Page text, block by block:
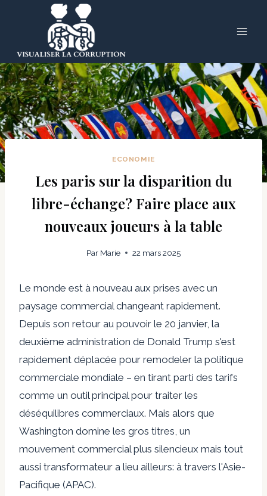
ECONOMIE
Les paris sur la disparition du
libre-échange? Faire place aux
nouveaux joueurs à la table
Par Marie 22 mars 2025
Le monde est à nouveau aux prises avec un
paysage commercial changeant rapidement.
Depuis son retour au pouvoir le 20 janvier, la
deuxième administration de Donald Trump s'est
rapidement déplacée pour remodeler la politique
commerciale mondiale – en tirant parti des tarifs
comme un outil principal pour traiter les
déséquilibres commerciaux. Mais alors que
Washington domine les gros titres, un
mouvement commercial plus silencieux mais tout
aussi transformateur a lieu ailleurs: à travers l'Asie-
Pacifique (APAC).